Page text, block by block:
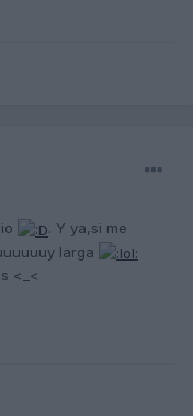
. Y ya,si me
larga
<_<